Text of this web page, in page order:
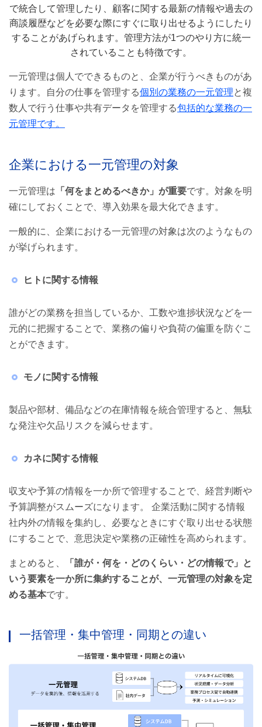
導入・運用コストがかかる
運用ルールの徹底が不可欠
障害時の影響範囲が大きくなる
一元管理のコツとポイント
目標を明確にする
今日からできる一元管理の方法 7選
個別の業務の一元管理
包括的な業務の一元管理
を効率化
で統合して管理したり、顧客に関する最新の情報や過去の
商談履歴などを必要な際にすぐに取り出せるようにしたり
することがあげられます。管理方法が1つのやり方に統一
されていることも特徴です。
一元管理は個人でできるものと、企業が行うべきものがあ
ります。自分の仕事を管理する個別の業務の一元管理と複
数人で行う仕事や共有データを管理する包括的な業務の一
元管理です。
企業における一元管理の対象
一元管理は 「何をまとめるべきか」が重要です。対象を明
確にしておくことで、導入効果を最大化できます。
一般的に、企業における一元管理の対象は次のようなもの
が挙げられます。
ヒトに関する情報
誰がどの業務を担当しているか、工数や進捗状況などを一
元的に把握することで、業務の偏りや負荷の偏重を防ぐこ
とができます。
モノに関する情報
製品や部材、備品などの在庫情報を統合管理すると、無駄
な発注や欠品リスクを減らせます。
カネに関する情報
収支や予算の情報を一か所で管理することで、経営判断や
予算調整がスムーズになります。 企業活動に関する情報
社内外の情報を集約し、必要なときにすぐ取り出せる状態
にすることで、意思決定や業務の正確性を高められます。
まとめると、
「誰が・何を・どのくらい・どの情報で」と
いう要素を一か所に集約することが、一元管理の対象を定
める基本です。
一括管理・集中管理・同期との違い